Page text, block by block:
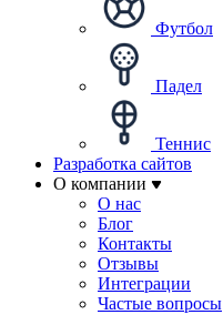
Футбол
Падел
Теннис
Разработка сайтов
О компании
О нас
Блог
Контакты
Отзывы
Интеграции
Частые вопросы